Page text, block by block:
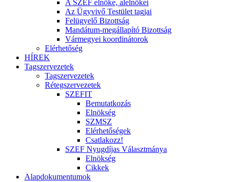
A SZEF elnöke, alelnökei
Az Ügyvivő Testület tagjai
Felügyelő Bizottság
Mandátum-megállapító Bizottság
Vármegyei koordinátorok
Elérhetőség
HÍREK
Tagszervezetek
Tagszervezetek
Rétegszervezetek
SZEFIT
Bemutatkozás
Elnökség
SZMSZ
Elérhetőségek
Csatlakozz!
SZEF Nyugdíjas Választmánya
Elnökség
Cikkek
Alapdokumentumok